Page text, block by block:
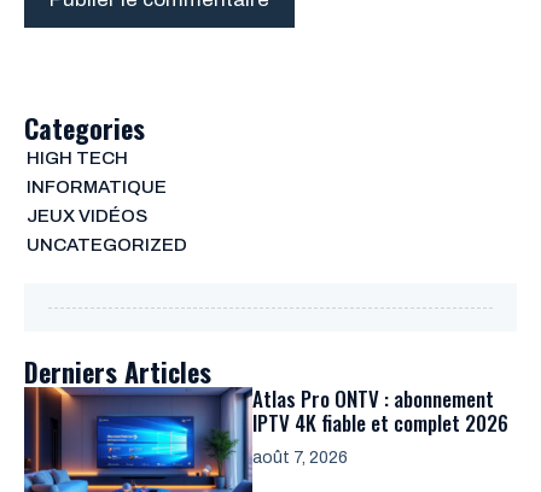
Categories
HIGH TECH
INFORMATIQUE
JEUX VIDÉOS
UNCATEGORIZED
Derniers Articles
Atlas Pro ONTV : abonnement
IPTV 4K fiable et complet 2026
août 7, 2026